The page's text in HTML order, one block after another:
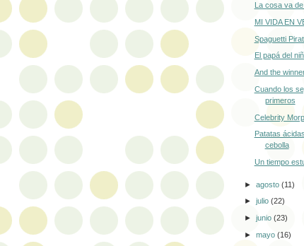
La cosa va
MI VIDA EN
Spaguetti
El papá del
And the winner
Cuando los
primeros
Celebrity
Patatas
cebolla
Un tiempo
►agosto(11)
►julio(22)
►junio(23)
►mayo(16)